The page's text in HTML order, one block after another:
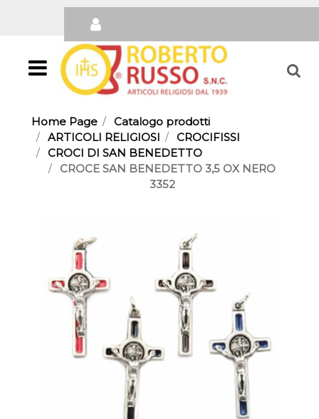
Open
Home Page
Catalogo prodotti
ARTICOLI RELIGIOSI
CROCIFISSI
CROCI DI SAN BENEDETTO
CROCE SAN BENEDETTO 3,5 OX NERO
3352